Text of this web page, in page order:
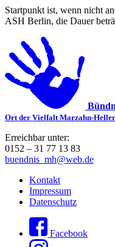
Startpunkt ist, wenn nicht
ASH Berlin, die Dauer
Ort der Vielfalt Marzahn-
Erreichbar unter:
0152 – 31 77 13 83
buendnis_mh@web.de
Kontakt
Impressum
Datenschutz
Facebook